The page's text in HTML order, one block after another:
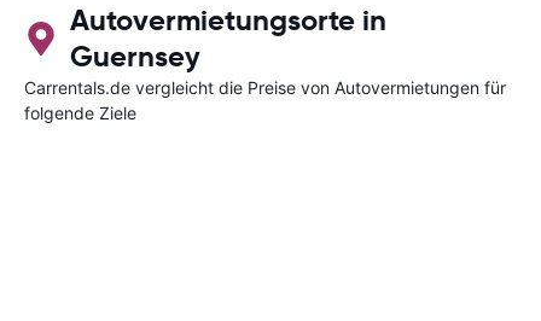
Autovermietungsorte in
Guernsey
Carrentals.de vergleicht die Preise von Autovermietungen für
folgende Ziele